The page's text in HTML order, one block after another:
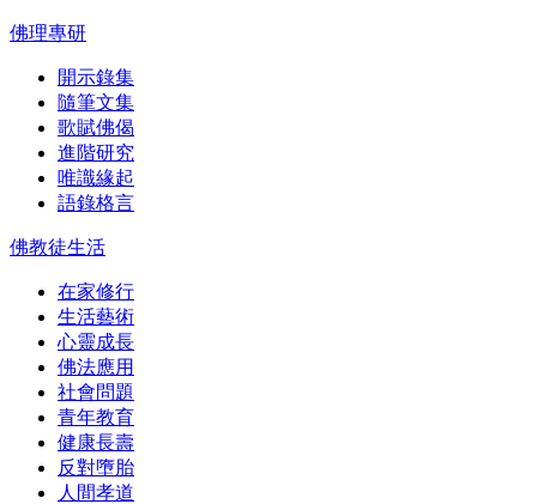
佛理專研
開示錄集
隨筆文集
歌賦佛偈
進階研究
唯識緣起
語錄格言
佛教徒生活
在家修行
生活藝術
心靈成長
佛法應用
社會問題
青年教育
健康長壽
反對墮胎
人間孝道